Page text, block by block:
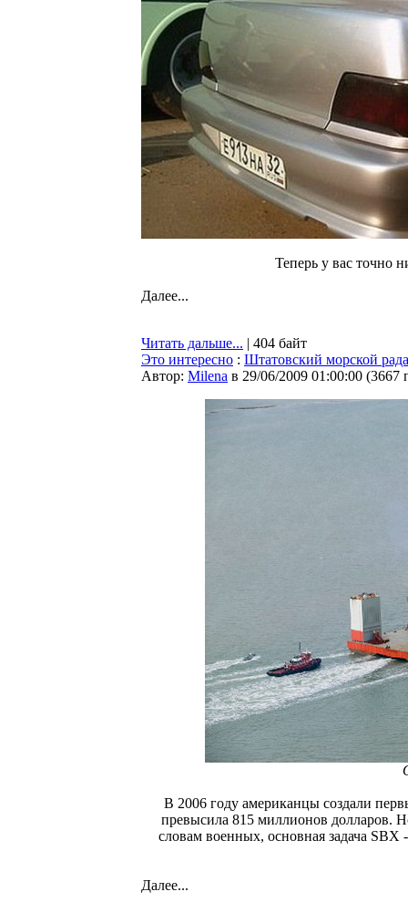
Теперь у вас точно
Далее...
Читать дальше... | 404 байт
Это интересно : Штатовский морской
Автор: Milena в 29/06/2009 01:00:00 (3667
В 2006 году американцы создали
превысила 815 миллионов долларов.
словам военных, основная задача
Далее...